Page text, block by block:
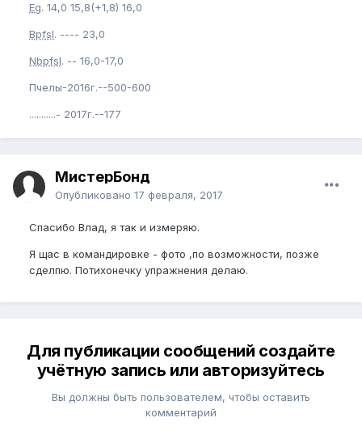
Eg. 14,0 15,8(+1,8) 16,0
Bpfsl. ---- 23,0
Nbpfsl. -- 16,0-17,0
Пчелы-2016г.--500-600
...........- 2017г.--177
МистерБонд
Опубликовано 17 февраля, 2017
Спасибо Влад, я так и измеряю.
Я щас в командировке - фото ,по возможности, позже
сделпю. Потихонечку упражнения делаю.
Для публикации сообщений создайте
учётную запись или авторизуйтесь
Вы должны быть пользователем, чтобы оставить
комментарий